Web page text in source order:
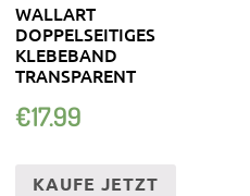
WALLART
DOPPELSEITIGES
KLEBEBAND
TRANSPARENT
€17.99
KAUFE JETZT